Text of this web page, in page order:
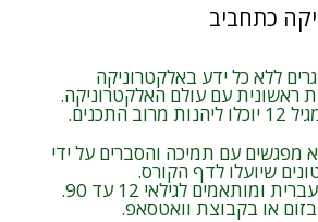
כתחביב
ללא כל ידע באלקטרוניקה
ראשונית עם עולם האלקטרוניקה.
התכנים.
מפגשים עם תמיכה והסברים על ידי
שיועלו לדף הקורס.
ומותאמים לגילאי 12 עד 90.
או בקבוצת וואטסאפ.